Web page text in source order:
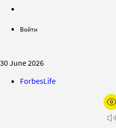
Войти
30 June 2026
ForbesLife